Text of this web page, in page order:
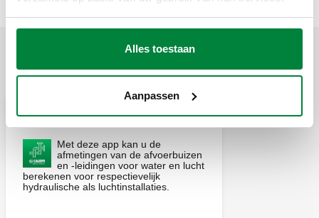
Alles toestaan
Aanpassen
TOEPASSINGEN
Pipe Sizer Caleffi
Met deze app kan u de
afmetingen van de afvoerbuizen
en -leidingen voor water en lucht
berekenen voor respectievelijk
hydraulische als luchtinstallaties.